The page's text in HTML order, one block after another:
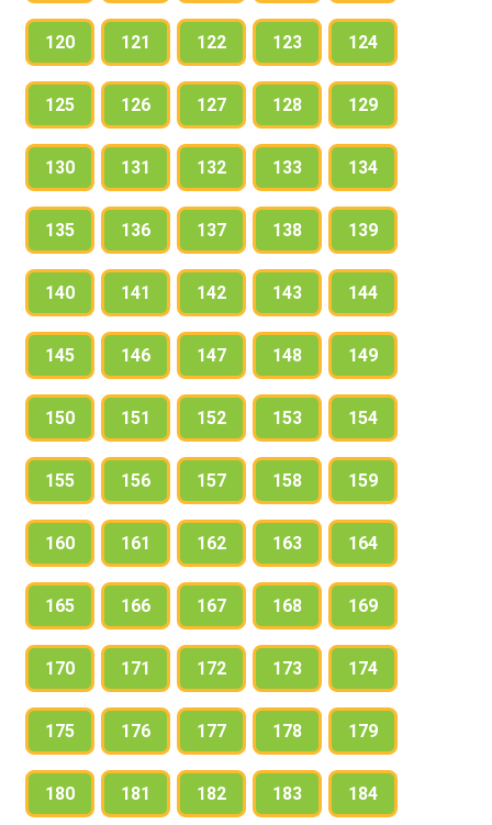
120 121 122 123 124
125 126 127 128 129
130 131 132 133 134
135 136 137 138 139
140 141 142 143 144
145 146 147 148 149
150 151 152 153 154
155 156 157 158 159
160 161 162 163 164
165 166 167 168 169
170 171 172 173 174
175 176 177 178 179
180 181 182 183 184